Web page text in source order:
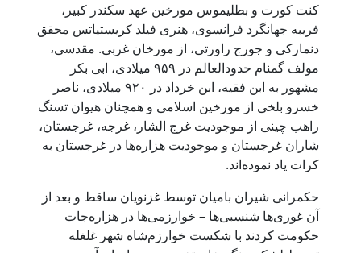
کنت کورت و بطلیموس مورخین عهد سکندر کبیر،
فریبه جهانگرد فرانسوی، هنری فیلد کریستیاتس محقق
دنمارکی و جورج راورتی، از مورخان غربی. مقدسی،
مولف گمنام حدودالعالم در ۹۵۹ میلادی، ابی بکر
مشهور به ابن فقیه، ابن خرداد در ۹۲۰ میلادی، ناصر
خسرو بلخی از مورخین اسلامی و همچنان هیوان تسنگ
راهب چینی از موجودیت غرج الشار، غرجه، غرجستان،
شاران غرجستان و موجودیت هزاره‌ها در غرجستان به
کرات یاد نموده‌اند.
حکمرانی شیران بامیان توسط غزنویان ساقط و بعد از
آن غوری‌ها شنسبی‌ها – خوارزمی‌ها در هزاره‌جات
حکومت کردند با شکست خوارزم‌شاه شهر غلغله